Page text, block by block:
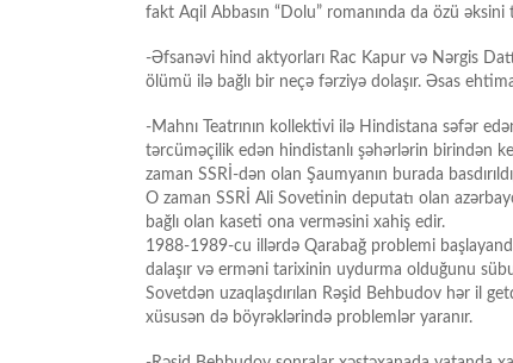
fakt Aqil Abbasın “Dolu” romanında da özü əksini
-Əfsanəvi hind aktyorları Rac Kapur və Nərgis
ölümü ilə bağlı bir neçə fərziyə dolaşır. Əsas
-Mahnı Teatrının kollektivi ilə Hindistana səfər
tərcüməçilik edən hindistanlı şəhərlərin birindən
zaman SSRİ-dən olan Şaumyanın burada
O zaman SSRİ Ali Sovetinin deputatı olan
bağlı olan kaseti ona verməsini xahiş edir.
1988-1989-cu illərdə Qarabağ problemi
dalaşır və erməni tarixinin uydurma olduğunu
Sovetdən uzaqlaşdırılan Rəşid Behbudov hər il
xüsusən də böyrəklərində problemlər yaranır.